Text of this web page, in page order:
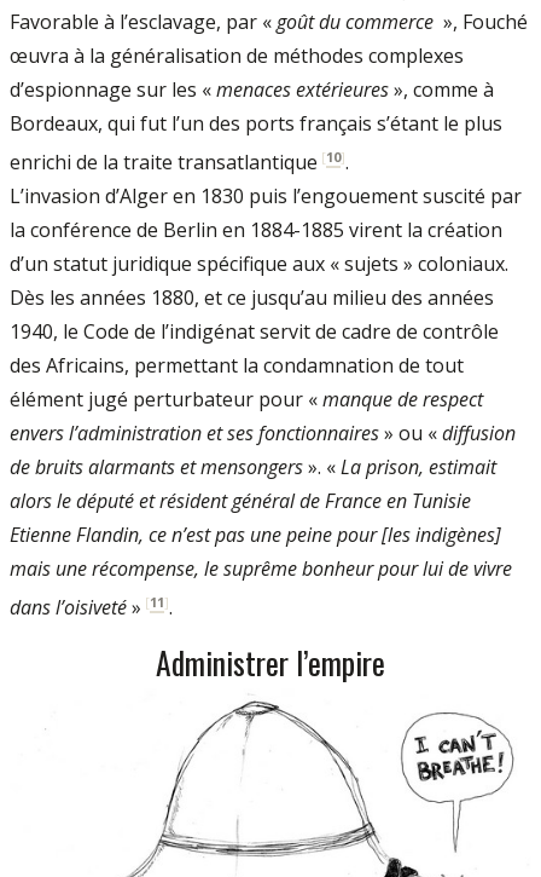
Favorable à l’esclavage, par «goût du commerce », Fouché
œuvra à la généralisation de méthodes complexes
d’espionnage sur les «menaces extérieures», comme à
Bordeaux, qui fut l’un des ports français s’étant le plus
enrichi de la traite transatlantique [10].
L’invasion d’Alger en 1830 puis l’engouement suscité par
la conférence de Berlin en 1884-1885 virent la création
d’un statut juridique spécifique aux « sujets » coloniaux.
Dès les années 1880, et ce jusqu’au milieu des années
1940, le Code de l’indigénat servit de cadre de contrôle
des Africains, permettant la condamnation de tout
élément jugé perturbateur pour «manque de respect
envers l’administration et ses fonctionnaires» ou «diffusion
de bruits alarmants et mensongers». «La prison, estimait
alors le député et résident général de France en Tunisie
Etienne Flandin, ce n’est pas une peine pour [les indigènes]
mais une récompense, le suprême bonheur pour lui de vivre
dans l’oisiveté» [11].
Administrer l’empire